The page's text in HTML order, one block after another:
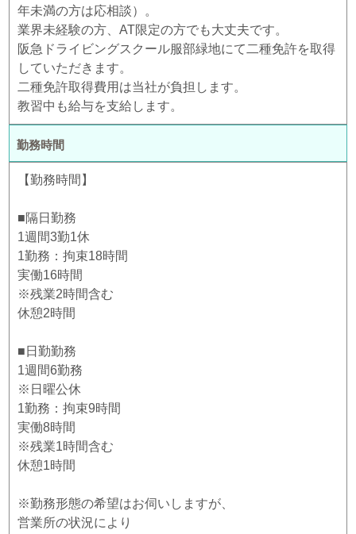
年未満の方は応相談）。
業界未経験の方、AT限定の方でも大丈夫です。
阪急ドライビングスクール服部緑地にて二種免許を取得
していただきます。
二種免許取得費用は当社が負担します。
教習中も給与を支給します。
勤務時間
【勤務時間】
■隔日勤務
1週間3勤1休
1勤務：拘束18時間
実働16時間
※残業2時間含む
休憩2時間
■日勤勤務
1週間6勤務
※日曜公休
1勤務：拘束9時間
実働8時間
※残業1時間含む
休憩1時間
※勤務形態の希望はお伺いしますが、
営業所の状況により